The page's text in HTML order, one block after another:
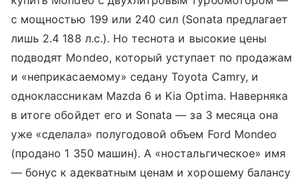
с мощностью 199 или 240 сил (Sonata предлагает
лишь 2.4 188 л.с.). Но теснота и высокие цены
подводят Mondeo, который уступает по продажам
и «неприкасаемому» седану Toyota Camry, и
одноклассникам Mazda 6 и Kia Optima. Наверняка
в итоге обойдет его и Sonata — за 3 месяца она
уже «сделала» полугодовой объем Ford Mondeo
(продано 1 350 машин). А «ностальгическое» имя
— бонус к адекватным ценам и хорошему балансу